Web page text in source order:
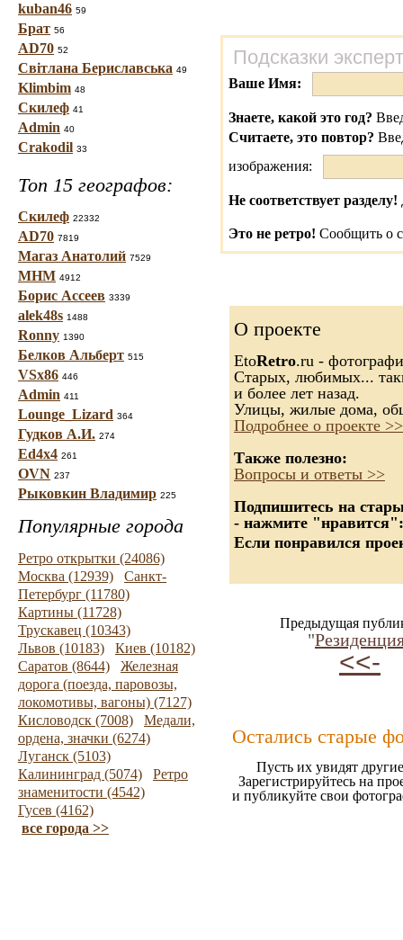
kuban46 59
Брат 56
AD70 52
Світлана Бериславська 49
Klimbim 48
Скилеф 41
Admin 40
Crakodil 33
Топ 15 географов:
Скилеф 22332
AD70 7819
Магаз Анатолий 7529
МНМ 4912
Борис Ассеев 3339
alek48s 1488
Ronny 1390
Белков Альберт 515
VSx86 446
Admin 411
Lounge_Lizard 364
Гудков А.И. 274
Ed4x4 261
OVN 237
Рыковкин Владимир 225
Популярные города
Ретро открытки (24086)
Москва (12939)
Санкт-
Петербург (11780)
Картины (11728)
Трускавец (10343)
Львов (10183)
Киев (10182)
Саратов (8644)
Железная
дорога (поезда, паровозы,
локомотивы, вагоны) (7127)
Кисловодск (7008)
Медали,
ордена, значки (6274)
Луганск (5103)
Калининград (5074)
Ретро
знаменитости (4542)
Гусев (4162)
все города >>
Подсказки
Ваше Имя:
Знаете, какой это год?
Считаете, это повтор?
изображения:
Не соответствует разделу!
Это не ретро! Сообщить о
О проекте
EtoRetro.ru -
Старых, любимых...
и более лет назад.
Улицы, жилые дома,
Подробнее о проекте >>
Также полезно:
Вопросы и ответы >>
Подпишитесь на
- нажмите "нравится":
Если понравился
Предыдущая
"
<<-
Остались старые
Пусть их увидят
Зарегистрируйтесь на
и публикуйте свои